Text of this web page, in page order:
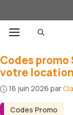
au
contenuMenu
Codes Promo
Codes
votre
16 juin 2026 par